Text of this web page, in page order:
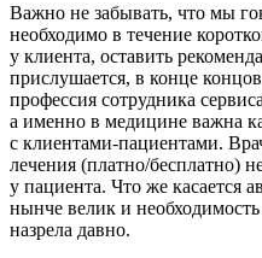
Важно не забывать, что мы
необходимо в течение
у клиента, оставить
прислушается, в конце
профессия сотрудника
а именно в медицине важна
с клиентами-пациентами.
лечения (платно/бесплатно)
у пациента. Что же касается
нынче велик и
назрела давно.